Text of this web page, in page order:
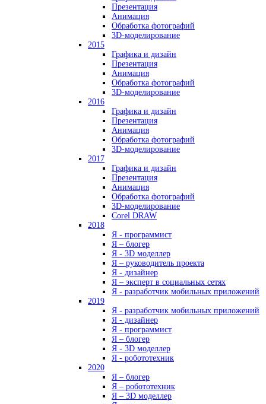
Презентация
Анимация
Обработка фотографий
3D-моделирование
2015
Графика и дизайн
Презентация
Анимация
Обработка фотографий
3D-моделирование
2016
Графика и дизайн
Презентация
Анимация
Обработка фотографий
3D-моделирование
2017
Графика и дизайн
Презентация
Анимация
Обработка фотографий
3D-моделирование
Corel DRAW
2018
Я - программист
Я – блогер
Я - 3D моделлер
Я – руководитель проекта
Я - дизайнер
Я – эксперт в социальных сетях
Я - разработчик мобильных приложений
2019
Я - разработчик мобильных приложений
Я - дизайнер
Я - программист
Я – блогер
Я - 3D моделлер
Я - робототехник
2020
Я – блогер
Я – робототехник
Я – 3D моделлер